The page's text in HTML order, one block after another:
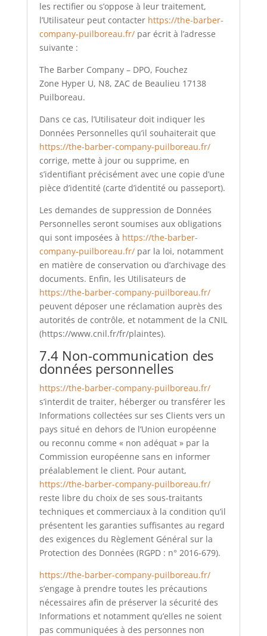
les rectifier ou s’oppose à leur traitement,
l’Utilisateur peut contacter https://the-barber-
company-puilboreau.fr/par écrit à l’adresse
suivante :
The Barber Company – DPO, Fouchez
Zone Hyper U, N8, ZAC de Beaulieu 17138
Puilboreau.
Dans ce cas, l’Utilisateur doit indiquer les
Données Personnelles qu’il souhaiterait que
https://the-barber-company-puilboreau.fr/
corrige, mette à jour ou supprime, en
s’identifiant précisément avec une copie d’une
pièce d’identité (carte d’identité ou passeport).
Les demandes de suppression de Données
Personnelles seront soumises aux obligations
qui sont imposées à https://the-barber-
company-puilboreau.fr/par la loi, notamment
en matière de conservation ou d’archivage des
documents. Enfin, les Utilisateurs de
https://the-barber-company-puilboreau.fr/
peuvent déposer une réclamation auprès des
autorités de contrôle, et notamment de la CNIL
(https://www.cnil.fr/fr/plaintes).
7.4 Non-communication des
données personnelles
https://the-barber-company-puilboreau.fr/
s’interdit de traiter, héberger ou transférer les
Informations collectées sur ses Clients vers un
pays situé en dehors de l’Union européenne
ou reconnu comme « non adéquat » par la
Commission européenne sans en informer
préalablement le client. Pour autant,
https://the-barber-company-puilboreau.fr/
reste libre du choix de ses sous-traitants
techniques et commerciaux à la condition qu’il
présentent les garanties suffisantes au regard
des exigences du Règlement Général sur la
Protection des Données (RGPD : n° 2016-679).
https://the-barber-company-puilboreau.fr/
s’engage à prendre toutes les précautions
nécessaires afin de préserver la sécurité des
Informations et notamment qu’elles ne soient
pas communiquées à des personnes non